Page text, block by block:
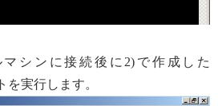
マシンに接続後に2)で作成した
を実行します。